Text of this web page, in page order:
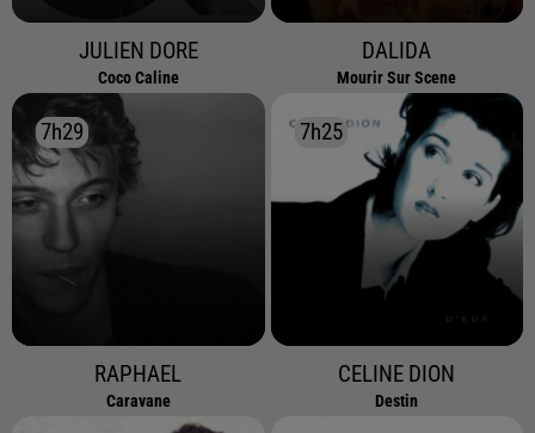
JULIEN DORE
Coco Caline
DALIDA
Mourir Sur Scene
7h29
7h29
RAPHAEL
Caravane
7h25
7h25
CELINE DION
Destin